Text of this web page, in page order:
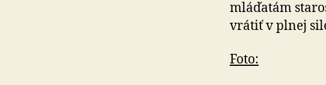
mláďatám
vrátiť v plnej
Foto: